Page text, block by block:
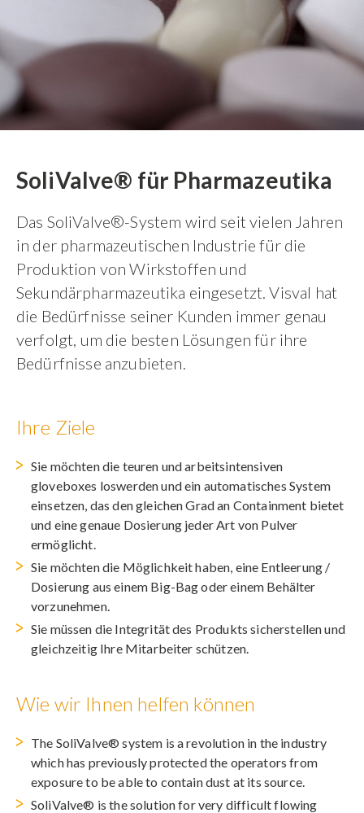
SoliValve® für Pharmazeutika
Das SoliValve®-System wird seit vielen Jahren
in der pharmazeutischen Industrie für die
Produktion von Wirkstoffen und
Sekundärpharmazeutika eingesetzt. Visval hat
die Bedürfnisse seiner Kunden immer genau
verfolgt, um die besten Lösungen für ihre
Bedürfnisse anzubieten.
Ihre Ziele
Sie möchten die teuren und arbeitsintensiven
gloveboxes loswerden und ein automatisches System
einsetzen, das den gleichen Grad an Containment bietet
und eine genaue Dosierung jeder Art von Pulver
ermöglicht.
Sie möchten die Möglichkeit haben, eine Entleerung /
Dosierung aus einem Big-Bag oder einem Behälter
vorzunehmen.
Sie müssen die Integrität des Produkts sicherstellen und
gleichzeitig Ihre Mitarbeiter schützen.
Wie wir Ihnen helfen können
The SoliValve® system is a revolution in the industry
which has previously protected the operators from
exposure to be able to contain dust at its source.
SoliValve® is the solution for very difficult flowing